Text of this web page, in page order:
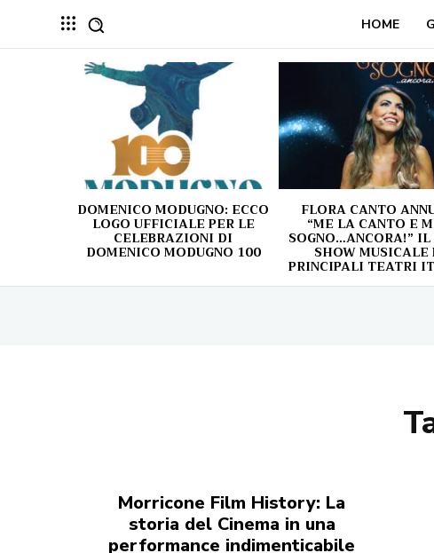
HOME
DOMENICO MODUGNO: ECCO
LOGO UFFICIALE PER LE
CELEBRAZIONI DI
DOMENICO MODUGNO 100
FLORA CANTO
“ME LA CANTO E
SOGNO…ANCORA!” IL
SHOW MUSICALE
PRINCIPALI TEATRI
Morricone Film History: La
storia del Cinema in una
performance indimenticabile